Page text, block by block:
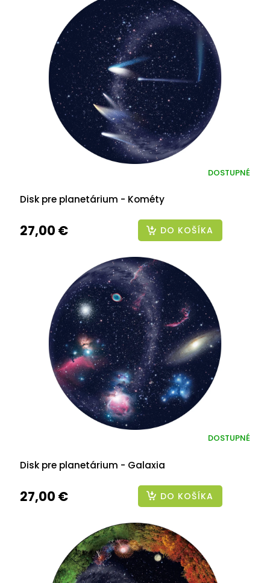
Disk pre planetárium - Kométy
DOSTUPNÉ
27,00 € DO KOŠÍKA
Disk pre planetárium - Galaxia
DOSTUPNÉ
27,00 € DO KOŠÍKA